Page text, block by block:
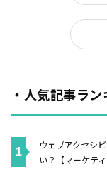
・人気記事ラ
ウェブアクセシ
い？【マーケティ